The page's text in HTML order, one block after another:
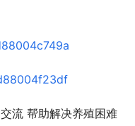
流 帮助解决养殖困难